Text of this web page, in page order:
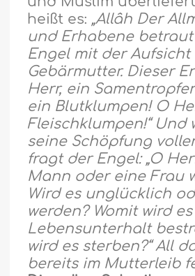
heißt es: „Allâh Der
und Erhabene
Engel mit der
Gebärmutter. Dieser
Herr, ein
ein Blutklumpen! O
Fleischklumpen!“ Und
seine Schöpfung
fragt der Engel: „O
Mann oder eine Frau
Wird es unglücklich
werden? Womit wird
Lebensunterhalt
wird es sterben?“ All
bereits im Mutterleib